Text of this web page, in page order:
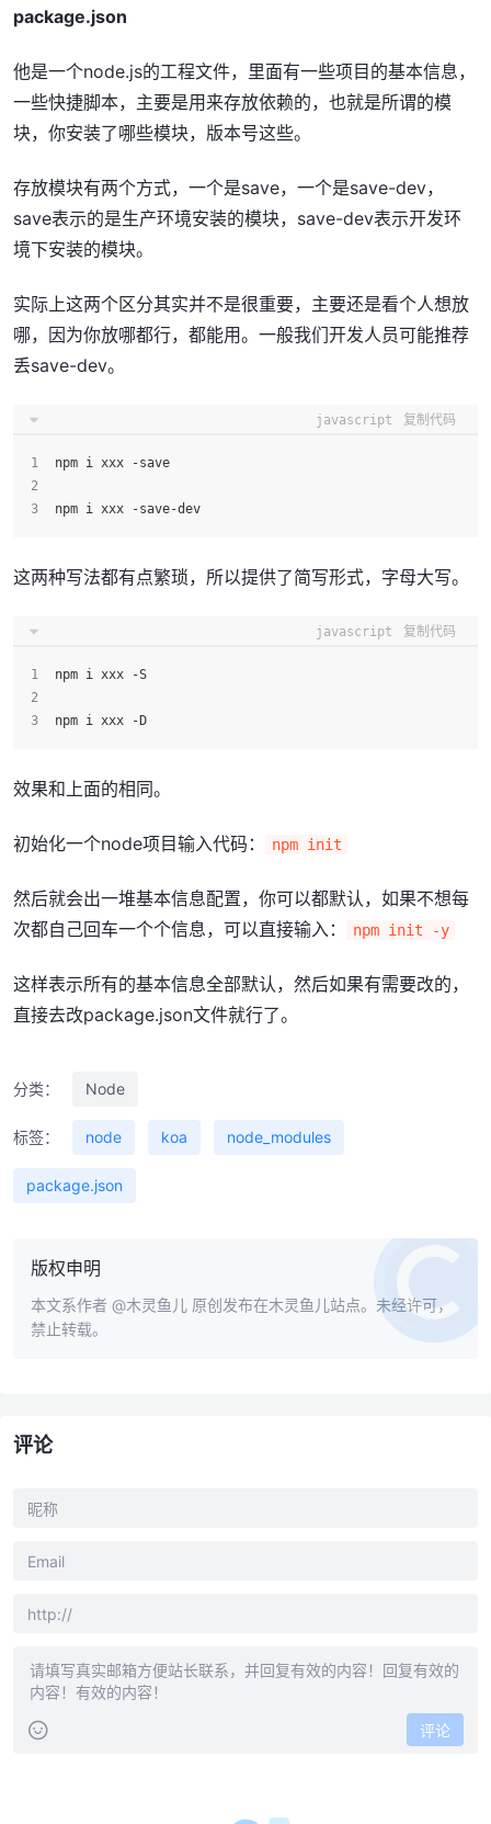
package.json
他是一个node.js的工程文件，里面有一些项目的基本信息，
一些快捷脚本，主要是用来存放依赖的，也就是所谓的模
块，你安装了哪些模块，版本号这些。
存放模块有两个方式，一个是save，一个是save-dev，
save表示的是生产环境安装的模块，save-dev表示开发环
境下安装的模块。
实际上这两个区分其实并不是很重要，主要还是看个人想放
哪，因为你放哪都行，都能用。一般我们开发人员可能推荐
丢save-dev。
javascript 复制代码
npm i xxx -save
npm i xxx -save-dev
这两种写法都有点繁琐，所以提供了简写形式，字母大写。
javascript 复制代码
npm i xxx -S
npm i xxx -D
效果和上面的相同。
初始化一个node项目输入代码： npm init
然后就会出一堆基本信息配置，你可以都默认，如果不想每
次都自己回车一个个信息，可以直接输入：
npm init -y
这样表示所有的基本信息全部默认，然后如果有需要改的，
直接去改package.json文件就行了。
分类： Node
标签： node koa node_modules
package.json
版权申明
本文系作者 @木灵鱼儿 原创发布在木灵鱼儿站点。未经许可，
禁止转载。
评论
评论